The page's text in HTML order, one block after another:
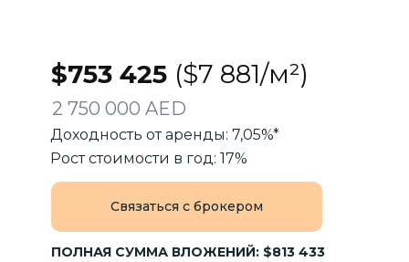
$753 425 ($7 881/м²)
2 750 000 AED
Доходность от аренды: 7,05%*
Связаться с брокером
Рост стоимости в год: 17%
ПОЛНАЯ СУММА ВЛОЖЕНИЙ: $813 433